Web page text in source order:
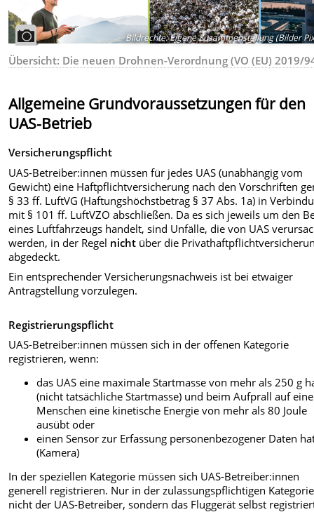
Bildrechte:Eigene Zusammenstellung (Bilder
Übersicht: Die neuen Drohnen-Verordnung (VO (EU) 2019/
Allgemeine Grundvoraussetzungen für den
UAS-Betrieb
Versicherungspflicht
UAS-Betreiber:innen müssen für jedes UAS (unabhängig vom
Gewicht) eine Haftpflichtversicherung nach den Vorschriften
§ 33 ff. LuftVG (Haftungshöchstbetrag § 37 Abs. 1a) in
mit § 101 ff. LuftVZO abschließen. Da es sich jeweils um den
eines Luftfahrzeugs handelt, sind Unfälle, die von UAS
werden, in der Regel nicht über die
abgedeckt.
Ein entsprechender Versicherungsnachweis ist bei etwaiger
Antragstellung vorzulegen.
Registrierungspflicht
UAS-Betreiber:innen müssen sich in der offenen Kategorie
registrieren, wenn:
das UAS eine maximale Startmasse von mehr als 250 g
(nicht tatsächliche Startmasse) und beim Aufprall auf
Menschen eine kinetische Energie von mehr als 80 Joule
ausübt oder
einen Sensor zur Erfassung personenbezogener Daten
(Kamera)
In der speziellen Kategorie müssen sich UAS-Betreiber:innen
generell registrieren. Nur in der zulassungspflichtigen
nicht der UAS-Betreiber, sondern das Fluggerät selbst